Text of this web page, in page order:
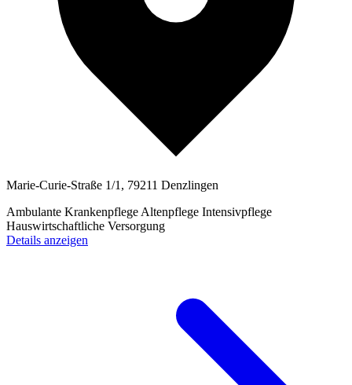
Marie-Curie-Straße 1/1, 79211 Denzlingen
Ambulante Krankenpflege Altenpflege Intensivpflege
Hauswirtschaftliche Versorgung
Details anzeigen